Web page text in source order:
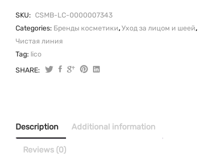
$13.65.
$11.00.
для
лица
дневной
SKU: CSMB-LC-0000007343
Categories: Бренды косметики,Уход за лицом и шеей,
Чистая линия
Tag: lico
SHARE:
Description Additional information
Reviews (0)